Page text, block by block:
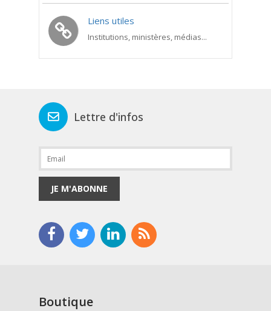
Liens utiles
Institutions, ministères, médias...
Lettre d'infos
JE M'ABONNE
Boutique